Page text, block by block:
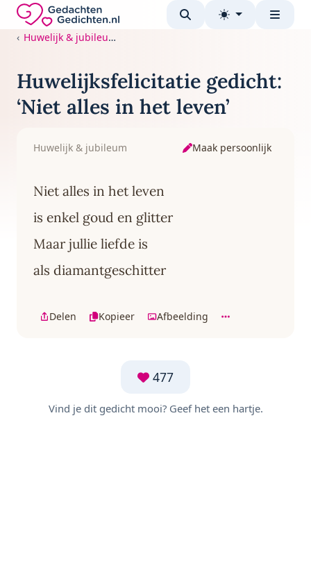
Direct naar de inhoud
Gedachten-Gedichten.nl — naar de homepage
Huwelijk & jubileum
Huwelijksfelicitatie gedicht:
‘Niet alles in het leven’
Huwelijk & jubileum Maak persoonlijk
Niet alles in het leven
is enkel goud en glitter
Maar jullie liefde is
als diamantgeschitter
Delen Kopieer Afbeelding
477
Vind je dit gedicht mooi? Geef het een hartje.